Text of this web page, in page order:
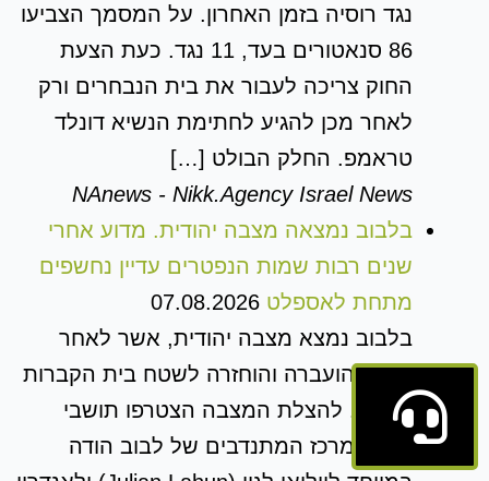
נגד רוסיה בזמן האחרון. על המסמך הצביעו
86 סנאטורים בעד, 11 נגד. כעת הצעת
החוק צריכה לעבור את בית הנבחרים ורק
לאחר מכן להגיע לחתימת הנשיא דונלד
טראמפ. החלק הבולט […]
NAnews - Nikk.Agency Israel News
בלבוב נמצאה מצבה יהודית. מדוע אחרי
שנים רבות שמות הנפטרים עדיין נחשפים
מתחת לאספלט 07.08.2026
בלבוב נמצא מצבה יהודית, אשר לאחר
גילויה הועברה והוחזרה לשטח בית הקברות
היהודי. להצלת המצבה הצטרפו תושבי
העיר. מרכז המתנדבים של לבוב הודה